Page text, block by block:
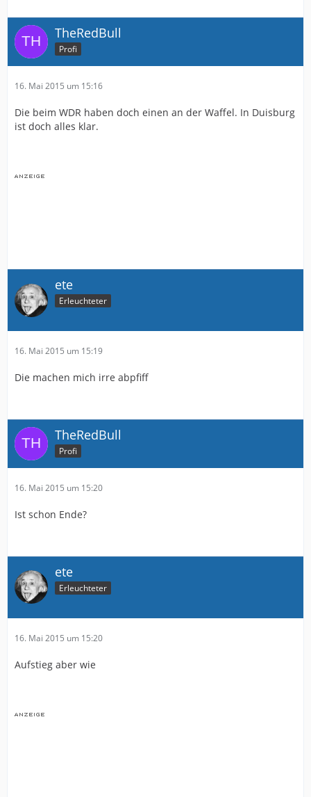
TheRedBull
Profi
16. Mai 2015 um 15:16
Die beim WDR haben doch einen an der Waffel. In Duisburg
ist doch alles klar.
ete
Erleuchteter
16. Mai 2015 um 15:19
Die machen mich irre abpfiff
TheRedBull
Profi
16. Mai 2015 um 15:20
Ist schon Ende?
ete
Erleuchteter
16. Mai 2015 um 15:20
Aufstieg aber wie